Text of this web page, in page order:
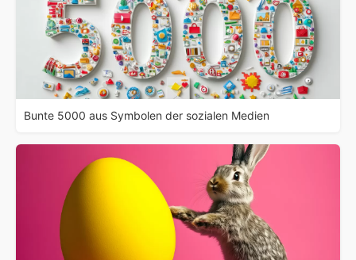
Bunte 5000 aus Symbolen der sozialen Medien